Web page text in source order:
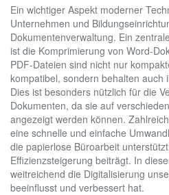
Ein wichtiger Aspekt moderner
Unternehmen und
Dokumentenverwaltung. Ein
ist die Komprimierung von Word-
PDF-Dateien sind nicht nur
kompatibel, sondern behalten auch
Dies ist besonders nützlich für die
Dokumenten, da sie auf
angezeigt werden können.
eine schnelle und einfache
die papierlose Büroarbeit
Effizienzsteigerung beiträgt. In
weitreichend die Digitalisierung
beeinflusst und verbessert hat.